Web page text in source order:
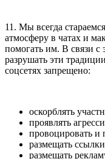
11. Мы всегда
атмосферу в чатах и
помогать им. В связи
разрушать эти
соцсетях запрещено:
оскорблять
проявлять
провоцировать и
размещать
размещать